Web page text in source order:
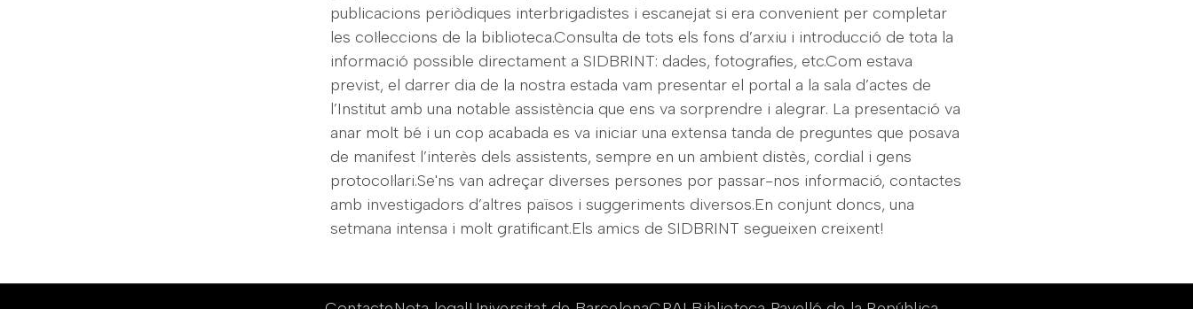
publicacions periòdiques interbrigadistes i escanejat si era convenient per completar
les col·leccions de la biblioteca.Consulta de tots els fons d’arxiu i introducció de tota la
informació possible directament a SIDBRINT: dades, fotografies, etc.Com estava
previst, el darrer dia de la nostra estada vam presentar el portal a la sala d’actes de
l’Institut amb una notable assistència que ens va sorprendre i alegrar. La presentació va
anar molt bé i un cop acabada es va iniciar una extensa tanda de preguntes que posava
de manifest l’interès dels assistents, sempre en un ambient distès, cordial i gens
protocol·lari.Se'ns van adreçar diverses persones por passar-nos informació, contactes
amb investigadors d’altres països i suggeriments diversos.En conjunt doncs, una
setmana intensa i molt gratificant.Els amics de SIDBRINT segueixen creixent!